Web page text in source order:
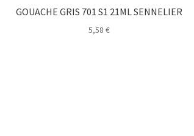
GOUACHE GRIS 701 S1 21ML SENNELIER
5,58€